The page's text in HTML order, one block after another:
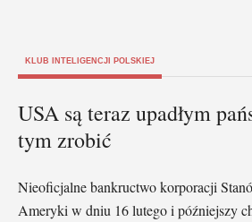
KLUB INTELIGENCJI POLSKIEJ
USA są teraz upadłym
tym zrobić
Nieoficjalne bankructwo korporacji
Ameryki w dniu 16 lutego i późniejszy